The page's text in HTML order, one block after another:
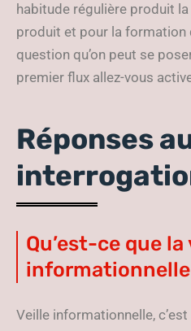
habitude régulière produit
produit et pour la formation
question qu’on peut se
premier flux allez-vous
Réponses
Qu’est-ce que la
Veille informationnelle,